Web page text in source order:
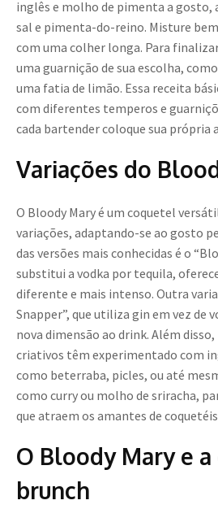
inglês e molho de pimenta a gosto,
sal e pimenta-do-reino. Misture
com uma colher longa. Para
uma guarnição de sua escolha,
uma fatia de limão. Essa receita
com diferentes temperos e
cada bartender coloque sua própria
Variações do
O Bloody Mary é um coquetel
variações, adaptando-se ao gosto
das versões mais conhecidas é o
substitui a vodka por tequila,
diferente e mais intenso. Outra
Snapper”, que utiliza gin em vez de
nova dimensão ao drink. Além
criativos têm experimentado com
como beterraba, picles, ou até
como curry ou molho de sriracha,
que atraem os amantes de
O Bloody Mary e
brunch